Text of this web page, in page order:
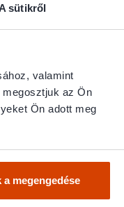
sütikről
valamint
az Ön
Ön adott meg
a megengedése
Zoltán